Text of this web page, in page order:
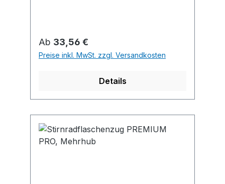
Regulärer Preis:
Ab 33,56 €
Preise inkl. MwSt. zzgl. Versandkosten
Details